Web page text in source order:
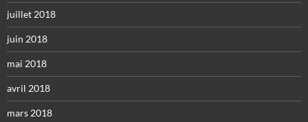
juillet 2018
juin 2018
mai 2018
avril 2018
mars 2018